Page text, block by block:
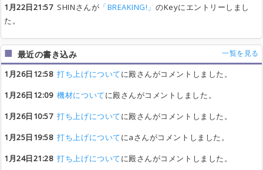
1月22日21:57SHINさんが 「BREAKING!」のKeyにエントリーしまし
た。
最近の書き込み 一覧を見る
1月26日12:58 打ち上げについてに殿さんがコメントしました。
1月26日12:09 機材についてに殿さんがコメントしました。
1月26日10:57 打ち上げについてに殿さんがコメントしました。
1月25日19:58 打ち上げについてにaさんがコメントしました。
1月24日21:28 打ち上げについてに殿さんがコメントしました。